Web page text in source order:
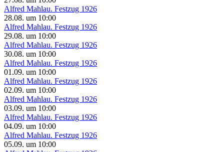
Alfred Mahlau. Festzug 1926
28.08. um 10:00
Alfred Mahlau. Festzug 1926
29.08. um 10:00
Alfred Mahlau. Festzug 1926
30.08. um 10:00
Alfred Mahlau. Festzug 1926
01.09. um 10:00
Alfred Mahlau. Festzug 1926
02.09. um 10:00
Alfred Mahlau. Festzug 1926
03.09. um 10:00
Alfred Mahlau. Festzug 1926
04.09. um 10:00
Alfred Mahlau. Festzug 1926
05.09. um 10:00